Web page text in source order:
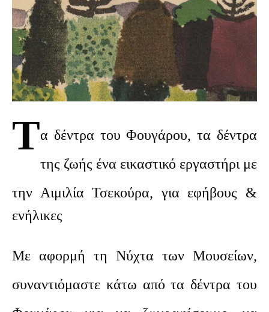
Τα δέντρα του Φουγάρου, τα δέντρα
της ζωής ένα εικαστικό εργαστήρι με
την Αιμιλία Τσεκούρα, για εφήβους &
ενήλικες
Με αφορμή τη Νύχτα των Μουσείων,
συναντιόμαστε κάτω από τα δέντρα του